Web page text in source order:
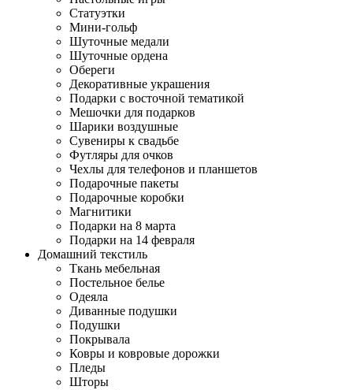
Статуэтки
Мини-гольф
Шуточные медали
Шуточные ордена
Обереги
Декоративные украшения
Подарки с восточной тематикой
Мешочки для подарков
Шарики воздушные
Сувениры к свадьбе
Футляры для очков
Чехлы для телефонов и планшетов
Подарочные пакеты
Подарочные коробки
Магнитики
Подарки на 8 марта
Подарки на 14 февраля
Домашний текстиль
Ткань мебельная
Постельное белье
Одеяла
Диванные подушки
Подушки
Покрывала
Ковры и ковровые дорожки
Пледы
Шторы